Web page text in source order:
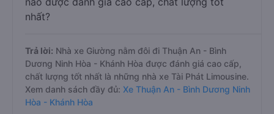
nhất?
Trả lời: Nhà xe Giường nằm đôi đi Thuận An - Bình
Dương Ninh Hòa - Khánh Hòa được đánh giá cao cấp,
chất lượng tốt nhất là những nhà xe Tài Phát Limousine.
Xem danh sách đầy đủ: Xe Thuận An - Bình Dương Ninh
Hòa - Khánh Hòa